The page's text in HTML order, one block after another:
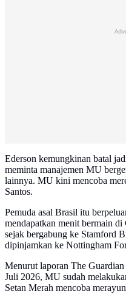
Ederson kemungkinan batal
meminta manajemen MU
lainnya. MU kini mencoba
Santos.
Pemuda asal Brasil itu
mendapatkan menit bermain
sejak bergabung ke Stamford
dipinjamkan ke Nottingham
Menurut laporan The
Juli 2026, MU sudah
Setan Merah mencoba